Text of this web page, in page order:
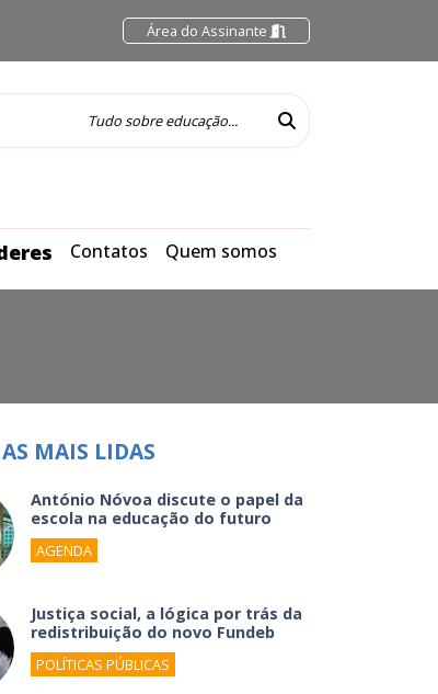
Área do Assinante
Contatos Quem somos
MAIS LIDAS
António Nóvoa discute o papel da
escola na educação do futuro
AGENDA
Justiça social, a lógica por trás da
redistribuição do novo Fundeb
POLÍTICAS PÚBLICAS